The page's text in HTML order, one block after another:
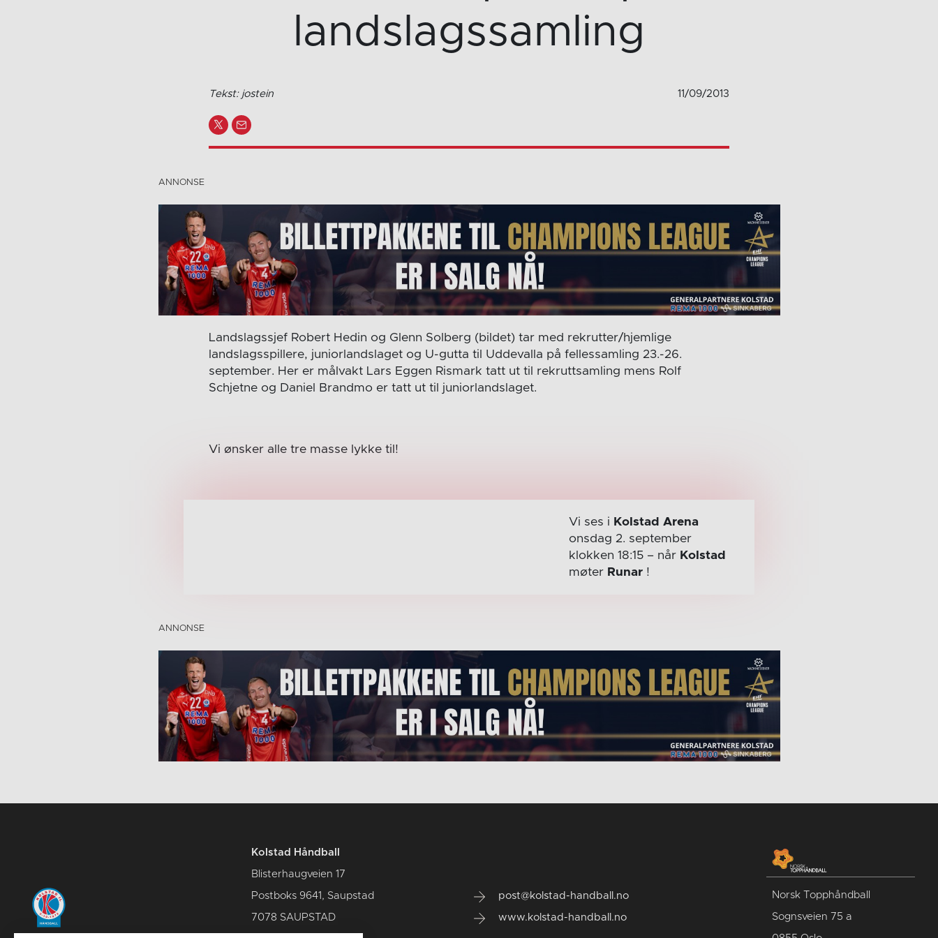
landslagssamling
Tekst: jostein 11/09/2013
Landslagssjef Robert Hedin og Glenn Solberg (bildet) tar med rekrutter/hjemlige
landslagsspillere, juniorlandslaget og U-gutta til Uddevalla på fellessamling 23.-26.
september. Her er målvakt Lars Eggen Rismark tatt ut til rekruttsamling mens Rolf
Schjetne og Daniel Brandmo er tatt ut til juniorlandslaget.
Vi ønsker alle tre masse lykke til!
Vi ses i Kolstad Arena
onsdag 2. september
klokken 18:15 – når Kolstad
møter Runar !
Kolstad Håndball
Blisterhaugveien 17
Postboks 9641, Saupstad
7078 SAUPSTAD
post@kolstad-handball.no
www.kolstad-handball.no
Norsk Topphåndball
Sognsveien 75 a